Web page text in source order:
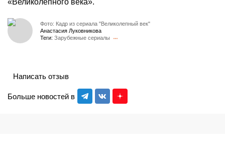
«Великолепного века».
Фото: Кадр из сериала "Великолепный век"
Анастасия Луковникова
Теги: Зарубежные сериалы
Больше новостей в
Написать отзыв